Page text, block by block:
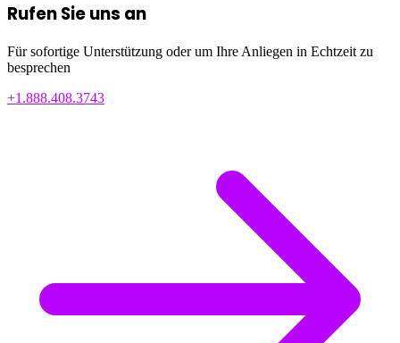
Rufen Sie uns an
Für sofortige Unterstützung oder um Ihre Anliegen in Echtzeit zu
besprechen
+1.888.408.3743